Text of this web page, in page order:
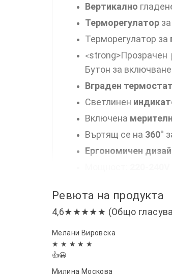
Вертикално
Терморегулатор
Терморегулатор за
<
Бутон за
Вграден термостат
Светлинен
Включена
Въртящ се на 360°
Ергономичен
Ревюта на продукта
4,6★★★★★ (Общо
Мелани Вировска
★ ★ ★ ★ ★
👍😀
Милина Москова